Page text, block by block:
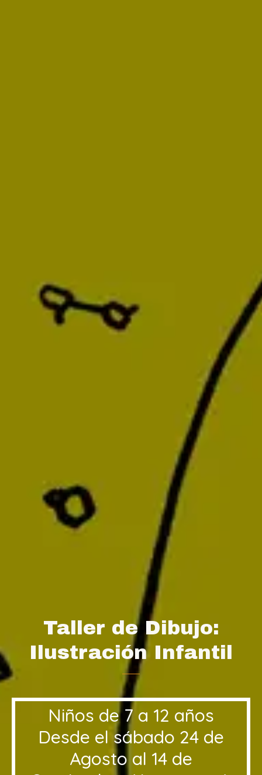
Taller de Dibujo:
Ilustración Infantil
Niños de 7 a 12 años
Desde el sábado 24 de
Agosto al 14 de